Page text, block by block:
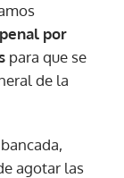
por
para que se
de la
agotar las